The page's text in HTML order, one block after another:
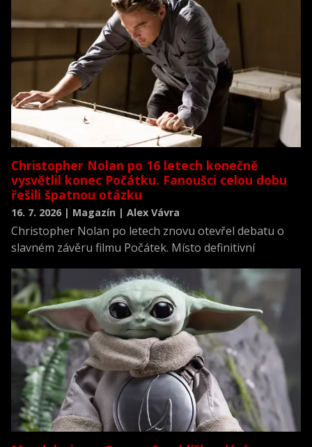
Christopher Nolan po 16 letech konečně
vysvětlil konec Počátku. Fanoušci celou dobu
řešili špatnou otázku
16. 7. 2026 | Magazín | Alex Vávra
Christopher Nolan po letech znovu otevřel debatu o
slavném závěru filmu Počátek. Místo definitivní
soustředili na špatnou otázku – a odhalil i lekci, která
navždy změnila způsob, jakým mluví o koncích svých
filmů.